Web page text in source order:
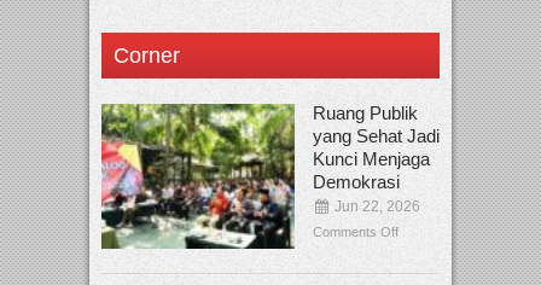
Corner
Ruang Publik
yang Sehat Jadi
Kunci Menjaga
Demokrasi
Jun 22, 2026
Comments Off